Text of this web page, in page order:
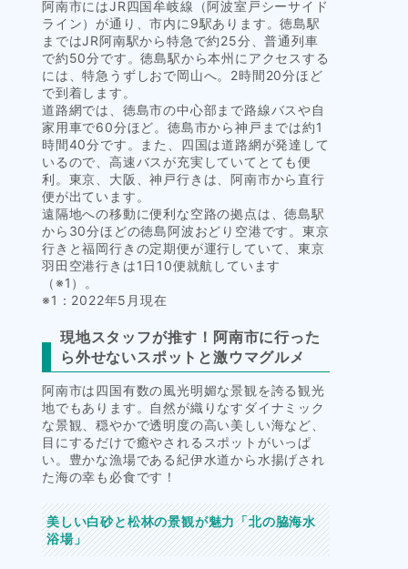
阿南市にはJR四国牟岐線（阿波室戸シーサイド
ライン）が通り、市内に9駅あります。徳島駅
まではJR阿南駅から特急で約25分、普通列車
で約50分です。徳島駅から本州にアクセスする
には、特急うずしおで岡山へ。2時間20分ほど
で到着します。
道路網では、徳島市の中心部まで路線バスや自
家用車で60分ほど。徳島市から神戸までは約1
時間40分です。また、四国は道路網が発達して
いるので、高速バスが充実していてとても便
利。東京、大阪、神戸行きは、阿南市から直行
便が出ています。
遠隔地への移動に便利な空路の拠点は、徳島駅
から30分ほどの徳島阿波おどり空港です。東京
行きと福岡行きの定期便が運行していて、東京
羽田空港行きは1日10便就航しています
（※1）。
※1：2022年5月現在
現地スタッフが推す！阿南市に行った
ら外せないスポットと激ウマグルメ
阿南市は四国有数の風光明媚な景観を誇る観光
地でもあります。自然が織りなすダイナミック
な景観、穏やかで透明度の高い美しい海など、
目にするだけで癒やされるスポットがいっぱ
い。豊かな漁場である紀伊水道から水揚げされ
た海の幸も必食です！
美しい白砂と松林の景観が魅力「北の脇海水
浴場」